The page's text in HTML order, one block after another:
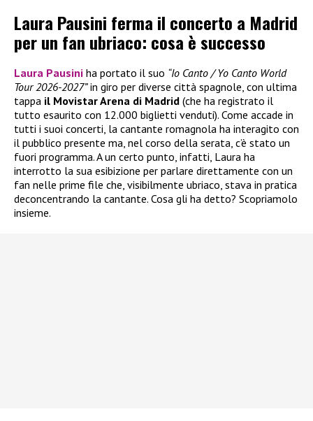
Laura Pausini ferma il concerto a Madrid
per un fan ubriaco: cosa è successo
Laura Pausini ha portato il suo “Io Canto / Yo Canto World
Tour 2026-2027”in giro per diverse città spagnole, con ultima
tappa il Movistar Arena di Madrid (che ha registrato il
tutto esaurito con 12.000 biglietti venduti). Come accade in
tutti i suoi concerti, la cantante romagnola ha interagito con
il pubblico presente ma, nel corso della serata, c’è stato un
fuori programma. A un certo punto, infatti, Laura ha
interrotto la sua esibizione per parlare direttamente con un
fan nelle prime file che, visibilmente ubriaco, stava in pratica
deconcentrando la cantante. Cosa gli ha detto? Scopriamolo
insieme.